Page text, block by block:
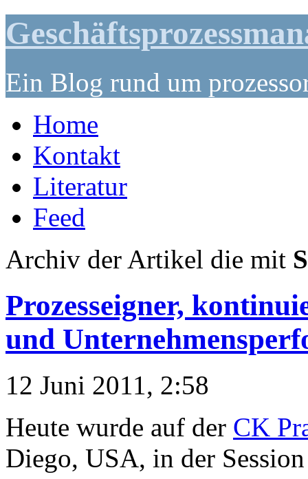
Ein Blog rund um
Home
Kontakt
Literatur
Feed
Archiv der Artikel die mit
Prozesseigner,
und
12 Juni 2011, 2:58
Heute wurde auf der CK
Diego, USA, in der